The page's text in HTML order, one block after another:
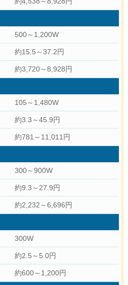
500～1,200W
約15.5～37.2円
約3,720～8,928円
105～1,480W
約3.3～45.9円
約781～11,011円
300～900W
約9.3～27.9円
約2,232～6,696円
300W
約2.5～5.0円
約600～1,200円